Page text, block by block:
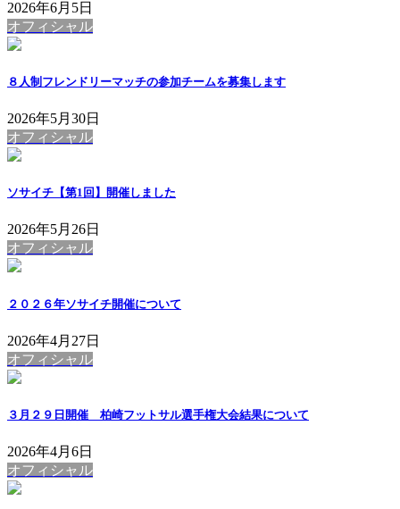
2026年6月5日
オフィシャル
８人制フレンドリーマッチの参加チームを募集します
2026年5月30日
オフィシャル
ソサイチ【第1回】開催しました
2026年5月26日
オフィシャル
２０２６年ソサイチ開催について
2026年4月27日
オフィシャル
３月２９日開催 柏崎フットサル選手権大会結果について
2026年4月6日
オフィシャル